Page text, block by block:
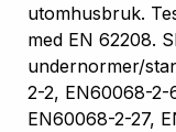
utomhusbruk.
med EN 62208.
undernormer/
2-2, EN60068-2-
EN60068-2-27,